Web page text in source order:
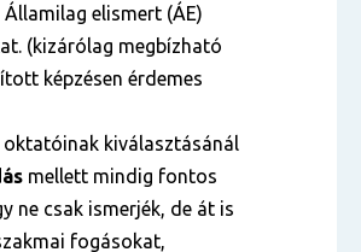
elismert (ÁE)
(kizárólag megbízható
képzésen érdemes
kiválasztásánál
mellett mindig fontos
ne csak ismerjék, de át is
fogásokat,